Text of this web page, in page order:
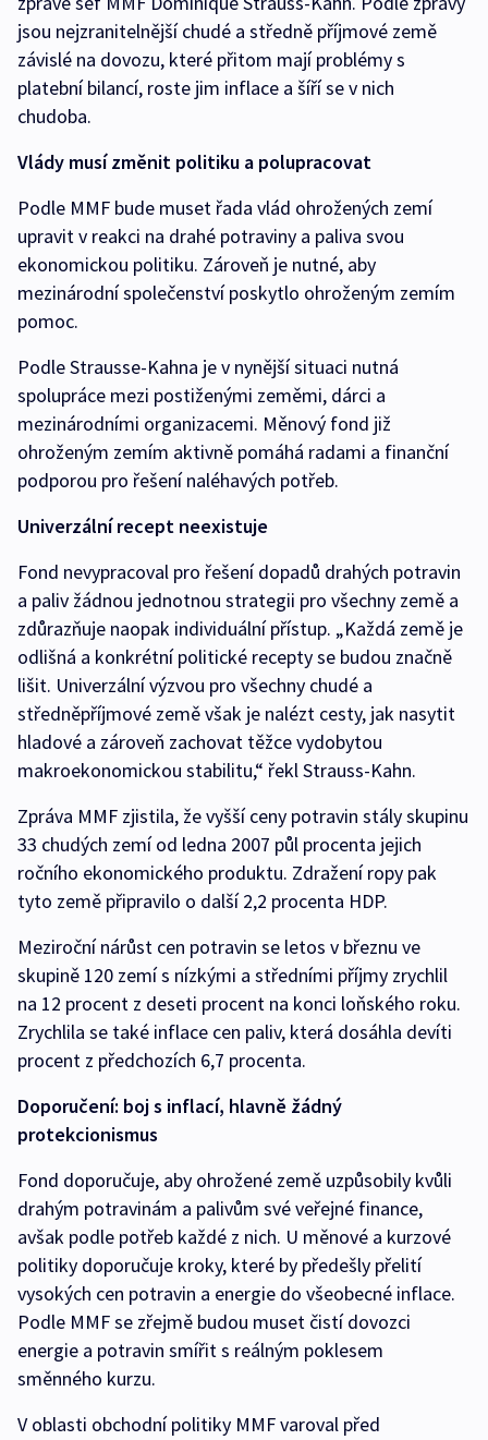
jsou nejzranitelnější chudé a středně příjmové země
závislé na dovozu, které přitom mají problémy s
platební bilancí, roste jim inflace a šíří se v nich
chudoba.
Vlády musí změnit politiku a polupracovat
Podle MMF bude muset řada vlád ohrožených zemí
upravit v reakci na drahé potraviny a paliva svou
ekonomickou politiku. Zároveň je nutné, aby
mezinárodní společenství poskytlo ohroženým zemím
pomoc.
Podle Strausse-Kahna je v nynější situaci nutná
spolupráce mezi postiženými zeměmi, dárci a
mezinárodními organizacemi. Měnový fond již
ohroženým zemím aktivně pomáhá radami a finanční
podporou pro řešení naléhavých potřeb.
Univerzální recept neexistuje
Fond nevypracoval pro řešení dopadů drahých potravin
a paliv žádnou jednotnou strategii pro všechny země a
zdůrazňuje naopak individuální přístup. „Každá země je
odlišná a konkrétní politické recepty se budou značně
lišit. Univerzální výzvou pro všechny chudé a
středněpříjmové země však je nalézt cesty, jak nasytit
hladové a zároveň zachovat těžce vydobytou
makroekonomickou stabilitu,“ řekl Strauss-Kahn.
Zpráva MMF zjistila, že vyšší ceny potravin stály skupinu
33 chudých zemí od ledna 2007 půl procenta jejich
ročního ekonomického produktu. Zdražení ropy pak
tyto země připravilo o další 2,2 procenta HDP.
Meziroční nárůst cen potravin se letos v březnu ve
skupině 120 zemí s nízkými a středními příjmy zrychlil
na 12 procent z deseti procent na konci loňského roku.
Zrychlila se také inflace cen paliv, která dosáhla devíti
procent z předchozích 6,7 procenta.
Doporučení: boj s inflací, hlavně žádný
protekcionismus
Fond doporučuje, aby ohrožené země uzpůsobily kvůli
drahým potravinám a palivům své veřejné finance,
avšak podle potřeb každé z nich. U měnové a kurzové
politiky doporučuje kroky, které by předešly přelití
vysokých cen potravin a energie do všeobecné inflace.
Podle MMF se zřejmě budou muset čistí dovozci
energie a potravin smířit s reálným poklesem
směnného kurzu.
V oblasti obchodní politiky MMF varoval před